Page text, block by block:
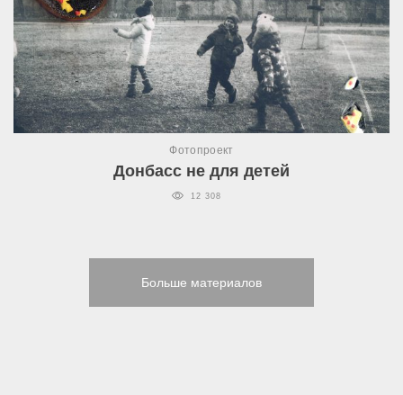
Фотопроект
Донбасс не для детей
12 308
Больше материалов